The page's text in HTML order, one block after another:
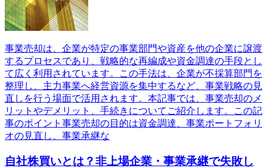
事業売却は、企業が特定の事業部門や資産を他の企業に譲渡
するプロセスであり、戦略的な再編成や資金調達の手段とし
て広く利用されています。この手法は、企業が不採算部門を
整理し、主力事業へ経営資源を集中するなど、事業戦略の見
直しを行う場面で活用されます。本記事では、事業売却のメ
リットやデメリット、手続きについてご紹介します。この記
事のポイント事業売却の目的は資金調達、事業ポートフォリ
オの見直し、事業承継な
自社株買いとは？非上場企業・事業承継で失敗し